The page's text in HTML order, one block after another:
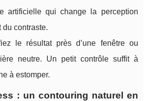
artificielle qui change la perception
du contraste.
le résultat près d’une fenêtre ou
neutre. Un petit contrôle suffit à
à estomper.
: un contouring naturel en